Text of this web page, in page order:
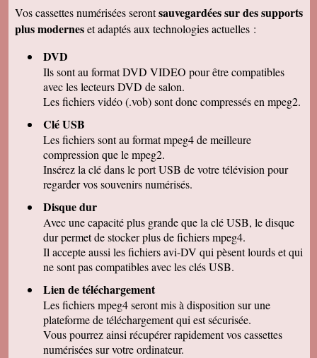
bonne qualité. Cordialement
Marcel G
numerisées. c'est vraiment un beau résultat.
René DR
Nous avons testé : tout semble bon et la
récupération sur Final Cut Pro X fonctionne.
Margot P
Studio très compétent, efficace, sympathique et
arrangeant à prix bon marché, je recommande
vivement !
Christian R
NOUS VENONS DE VISIONNER NOS FILMS
ET TENONS A VOUS REMERCIER POUR
VOTRE :
-ACCUEIL
-QUALITE DE TRAVAIL
-PROFESSIONNALISME
François M
C'est avec grand plaisir que j'ai revécu mon
passage professionnel à Séville, grace à votre
duplication VHS/USB recue ce matin.
Permettez moi de vous féliciter pour la qualité
de votre travail. Je ne manquerai pas de parler
de vous. Bonne soirée.
Vos cassettes numérisées serontsauvegardées sur des supports
plus moderneset adaptés aux technologies actuelles :
DVD
Ils sont au format DVD VIDEO pour être compatibles
avec les lecteurs DVD de salon.
Les fichiers vidéo (.vob) sont donc compressés en mpeg2.
Clé USB
Les fichiers sont au format mpeg4 de meilleure
compression que le mpeg2.
Insérez la clé dans le port USB de votre télévision pour
regarder vos souvenirs numérisés.
Disque dur
Avec une capacité plus grande que la clé USB, le disque
dur permet de stocker plus de fichiers mpeg4.
Il accepte aussi les fichiers avi-DV qui pèsent lourds et qui
ne sont pas compatibles avec les clés USB.
Lien de téléchargement
Les fichiers mpeg4 seront mis à disposition sur une
plateforme de téléchargement qui est sécurisée.
Vous pourrez ainsi récupérer rapidement vos cassettes
numérisées sur votre ordinateur.